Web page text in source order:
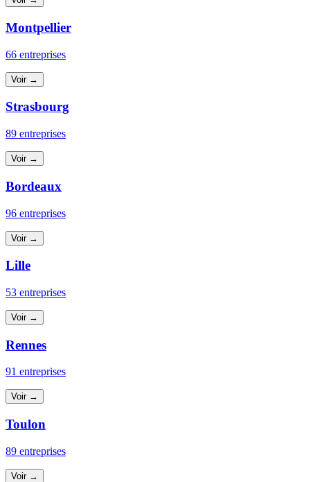
Montpellier
66 entreprises
Voir →
Strasbourg
89 entreprises
Voir →
Bordeaux
96 entreprises
Voir →
Lille
53 entreprises
Voir →
Rennes
91 entreprises
Voir →
Toulon
89 entreprises
Voir →